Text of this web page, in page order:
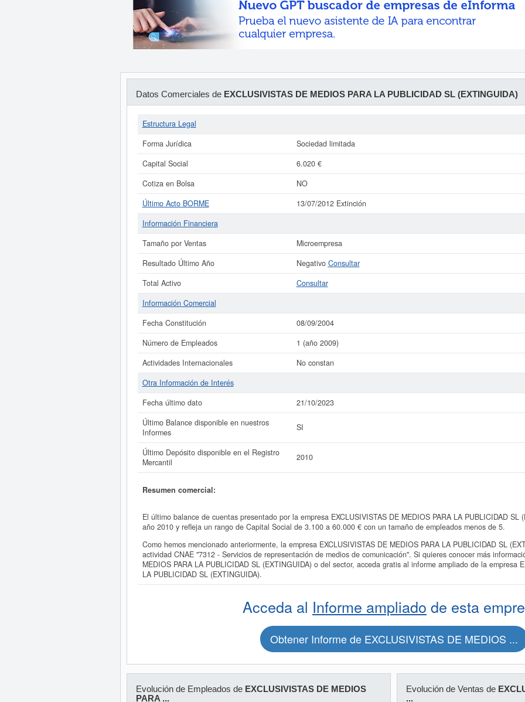
Datos Comerciales de EXCLUSIVISTAS DE MEDIOS PARA LA PUBLICIDAD SL (EXTINGUIDA)
Estructura Legal
Forma Jurídica
Sociedad limitada
Capital Social
6.020 €
Cotiza en Bolsa
NO
Último Acto BORME
13/07/2012 Extinción
Información Financiera
Tamaño por Ventas
Microempresa
Resultado Último Año
Negativo Consultar
Total Activo
Consultar
Información Comercial
Fecha Constitución
08/09/2004
Número de Empleados
1 (año 2009)
Actividades Internacionales
No constan
Otra Información de Interés
Fecha último dato
21/10/2023
Último Balance disponible en nuestros
Informes
SI
Último Depósito disponible en el Registro
Mercantil
2010
Resumen comercial:
El último balance de cuentas presentado por la empresa EXCLUSIVISTAS DE MEDIOS PARA LA PUBLICIDAD SL
año 2010 y refleja un rango de Capital Social de 3.100 a 60.000 € con un tamaño de empleados menos de 5.
Como hemos mencionado anteriormente, la empresa EXCLUSIVISTAS DE MEDIOS PARA LA PUBLICIDAD SL
actividad CNAE "7312 - Servicios de representación de medios de comunicación". Si quieres conocer más
MEDIOS PARA LA PUBLICIDAD SL (EXTINGUIDA) o del sector, acceda gratis al informe ampliado de la empresa
LA PUBLICIDAD SL (EXTINGUIDA).
Acceda al Informe ampliado de esta
Obtener Informe de EXCLUSIVISTAS DE MEDIOS ...
Evolución de Empleados de EXCLUSIVISTAS DE MEDIOS
PARA ...
Evolución de Ventas de
...